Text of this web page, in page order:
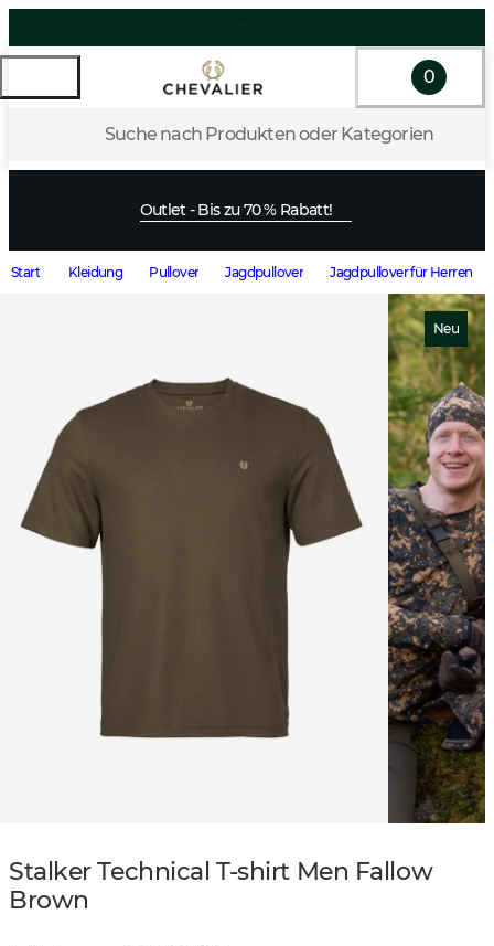
Suche nach Produkten oder Kategorien
0
Outlet - Bis zu 70 % Rabatt!
Start Kleidung Pullover Jagdpullover Jagdpullover für Herren
Neu
Stalker Technical T-shirt Men Fallow
Brown